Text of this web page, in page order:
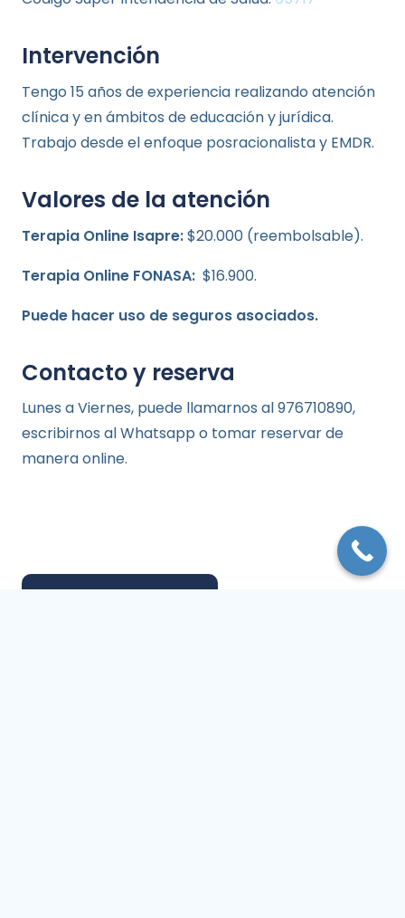
Intervención
Tengo 15 años de experiencia realizando atención
clínica y en ámbitos de educación y jurídica.
Trabajo desde el enfoque posracionalista y EMDR.
Valores de la atención
Terapia Online Isapre:$20.000 (reembolsable).
Terapia Online FONASA: $16.900.
Puede hacer uso de seguros asociados.
Contacto y reserva
Lunes a Viernes, puede llamarnos al 976710890,
escribirnos al Whatsapp o tomar reservar de
manera online.